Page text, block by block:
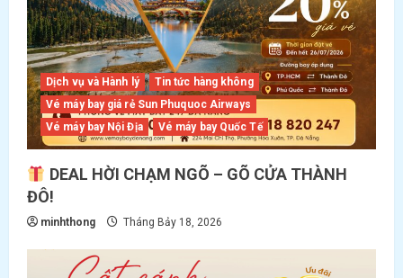
Dịch vụ và Hành lý
Tin tức hàng không
Vé máy bay giá rẻ Sun Phuquoc Airways
Vé máy bay Nội Địa
Vé máy bay Quốc Tế
DEAL HỜI CHẠM NGÕ – GÕ CỬA THÀNH
ĐÔ!
minhthong Tháng Bảy 18, 2026